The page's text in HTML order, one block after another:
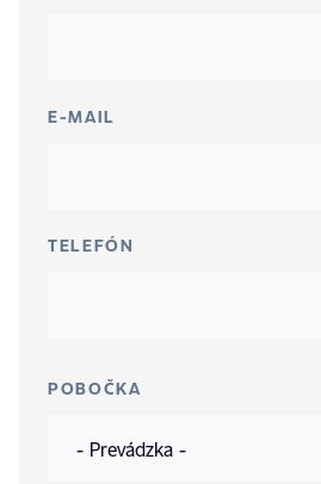
E-MAIL
TELEFÓN
POBOČKA